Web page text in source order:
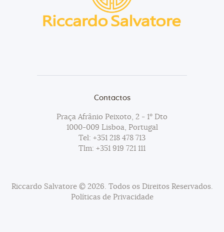
Contactos
Praça Afrânio Peixoto, 2 - 1º Dto
1000-009 Lisboa, Portugal
Tel: +351 218 478 713
Tlm: +351 919 721 111
Riccardo Salvatore © 2026. Todos os Direitos Reservados.
Políticas de Privacidade